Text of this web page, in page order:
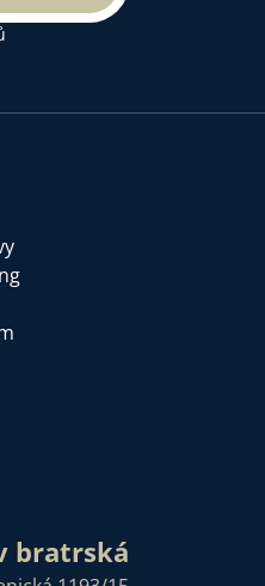
bratrská